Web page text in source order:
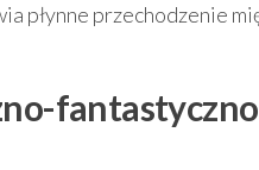
płynne przechodzenie